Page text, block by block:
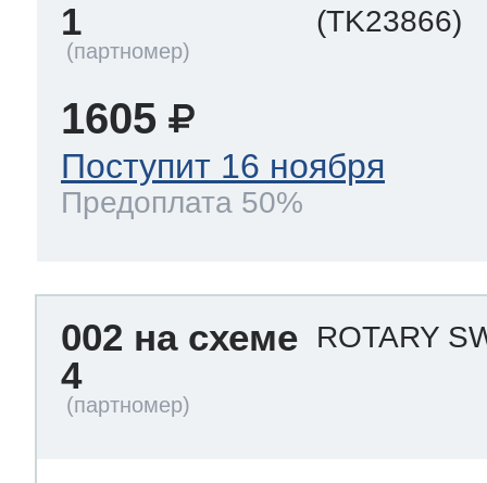
1
(TK23866)
1605
Поступит 16 ноября
Предоплата 50%
002 на схеме
4
ROTARY